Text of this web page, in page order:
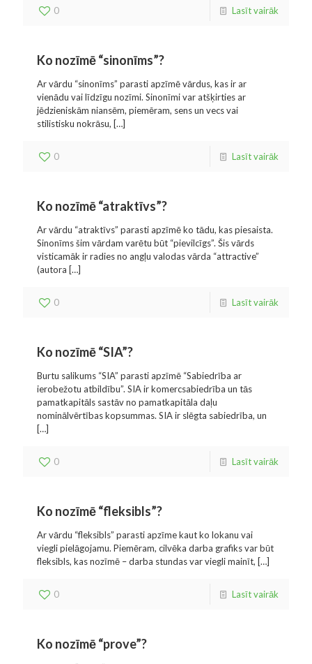
0 Lasīt vairāk
Ko nozīmē “sinonīms”?
Ar vārdu “sinonīms” parasti apzīmē vārdus, kas ir ar
vienādu vai līdzīgu nozīmi. Sinonīmi var atšķirties ar
jēdzieniskām niansēm, piemēram, sens un vecs vai
stilistisku nokrāsu, […]
0 Lasīt vairāk
Ko nozīmē “atraktīvs”?
Ar vārdu “atraktīvs” parasti apzīmē ko tādu, kas piesaista.
Sinonīms šim vārdam varētu būt “pievilcīgs”. Šis vārds
visticamāk ir radies no angļu valodas vārda “attractive”
(autora […]
0 Lasīt vairāk
Ko nozīmē “SIA”?
Burtu salikums “SIA” parasti apzīmē “Sabiedrība ar
ierobežotu atbildību”. SIA ir komercsabiedrība un tās
pamatkapitāls sastāv no pamatkapitāla daļu
nominālvērtības kopsummas. SIA ir slēgta sabiedrība, un
[…]
0 Lasīt vairāk
Ko nozīmē “fleksibls”?
Ar vārdu “fleksibls” parasti apzīme kaut ko lokanu vai
viegli pielāgojamu. Piemēram, cilvēka darba grafiks var būt
fleksibls, kas nozīmē – darba stundas var viegli mainīt, […]
0 Lasīt vairāk
Ko nozīmē “prove”?